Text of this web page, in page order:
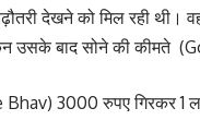
देखने को मिल रही थी।
उसके बाद सोने की कीमते
Bhav) 3000 रुपए गिरकर